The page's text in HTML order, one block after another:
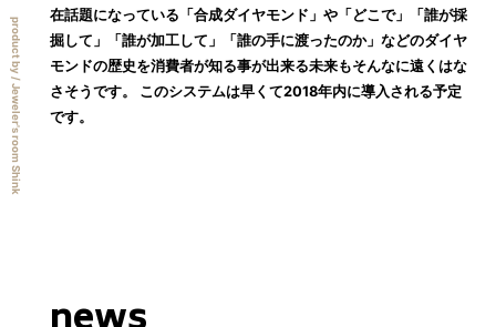
product by / Jeweler's room Shink
在話題になっている「合成ダイヤモンド」や「どこで」「誰が採
掘して」「誰が加工して」「誰の手に渡ったのか」などのダイヤ
モンドの歴史を消費者が知る事が出来る未来もそんなに遠くはな
さそうです。 このシステムは早くて2018年内に導入される予定
です。